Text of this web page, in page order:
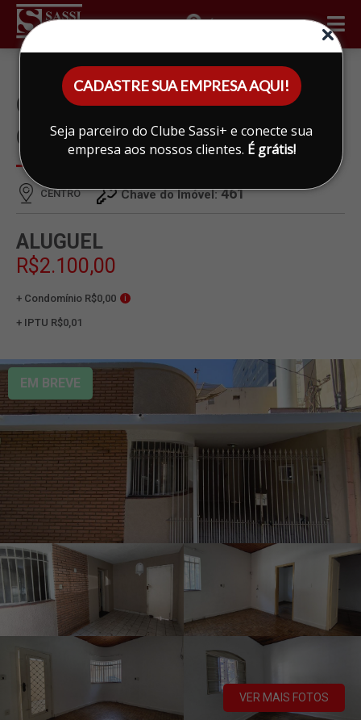
CADASTRE SUA EMPRESA AQUI!
Seja parceiro do Clube Sassi+ e conecte sua
empresa aos nossos clientes. É grátis!
ÁREA DO CLIENTE
CASA PARA ALUGAR EM
CENTRO, LIMEIRA
CENTRO Chave do Imóvel:461
ALUGUEL
R$2.100,00
+ Condomínio R$0,00 i
+ IPTU R$0,01
EM BREVE
VER MAIS FOTOS